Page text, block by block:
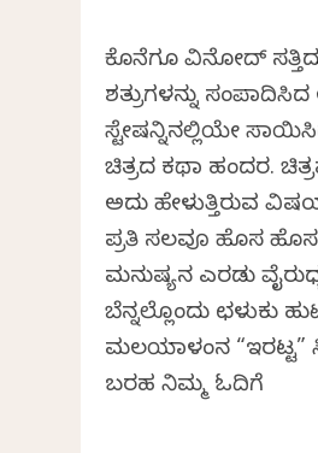
ಕೊನೆಗೂ ವಿನೋದ್
ಶತ್ರುಗಳನ್ನು
ಸ್ಟೇಷನ್ನಿನಲ್ಲಿಯೇ
ಚಿತ್ರದ ಕಥಾ ಹಂದರ.
ಅದು ಹೇಳುತ್ತಿರುವ
ಪ್ರತಿ ಸಲವೂ ಹೊಸ
ಮನುಷ್ಯನ ಎರಡು
ಬೆನ್ನಲ್ಲೊಂದು ಛಳುಕು
ಮಲಯಾಳಂನ “ಇರಟ್ಟ”
ಬರಹ ನಿಮ್ಮ ಓದಿಗೆ